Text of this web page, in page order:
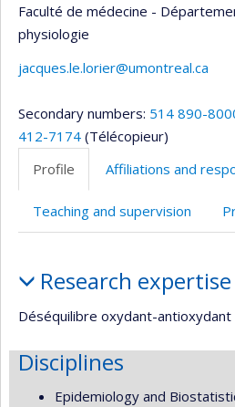
Faculté de médecine -
physiologie
jacques.le.lorier@umontreal.ca
Secondary numbers: 514 890-
412-7174 (Télécopieur)
Profile
Affiliations and
Teaching and supervision
Research expertise
Déséquilibre oxydant-antioxydant
Disciplines
Epidemiology and